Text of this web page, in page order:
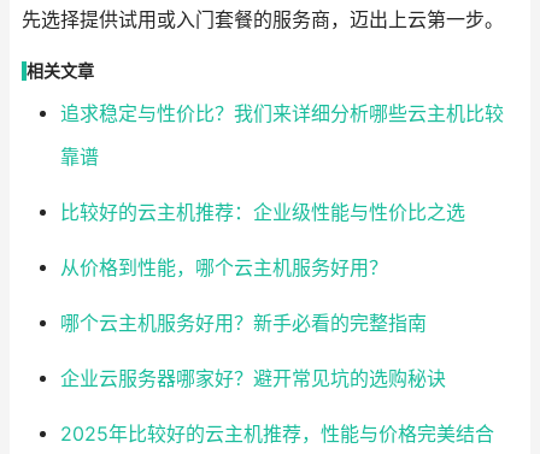
先选择提供试用或入门套餐的服务商，迈出上云第一步。
相关文章
追求稳定与性价比？我们来详细分析哪些云主机比较
靠谱
比较好的云主机推荐：企业级性能与性价比之选
从价格到性能，哪个云主机服务好用？
哪个云主机服务好用？新手必看的完整指南
企业云服务器哪家好？避开常见坑的选购秘诀
2025年比较好的云主机推荐，性能与价格完美结合